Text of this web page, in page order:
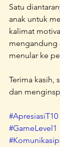
Satu
anak untuk
kalimat
mengandung
menular ke
Terima kasih,
dan
#ApresiasiT10
#GameLevel1